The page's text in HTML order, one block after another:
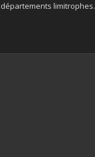
départements limitrophes.